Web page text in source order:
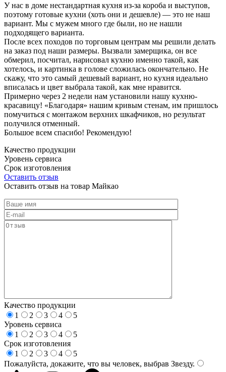
У нас в доме нестандартная кухня из-за короба и выступов,
поэтому готовые кухни (хоть они и дешевле) — это не наш
вариант. Мы с мужем много где были, но не нашли
подходящего варианта.
После всех походов по торговым центрам мы решили делать
на заказ под наши размеры. Вызвали замерщика, он все
обмерил, посчитал, нарисовал кухню именно такой, как
хотелось, и картинка в голове сложилась окончательно. Не
скажу, что это самый дешевый вариант, но кухня идеально
вписалась и цвет выбрала такой, как мне нравится.
Примерно через 2 недели нам установили нашу кухню-
красавицу! «Благодаря» нашим кривым стенам, им пришлось
помучиться с монтажом верхних шкафчиков, но результат
получился отменный.
Большое всем спасибо! Рекомендую!
Качество продукции
Уровень сервиса
Срок изготовления
Оставить отзыв
Оставить отзыв на товар Майкао
Качество продукции
1
2 3 4
5
Уровень сервиса
1
2 3 4
5
Срок изготовления
1
2 3 4
5
Пожалуйста, докажите, что вы человек, выбрав Звезду.